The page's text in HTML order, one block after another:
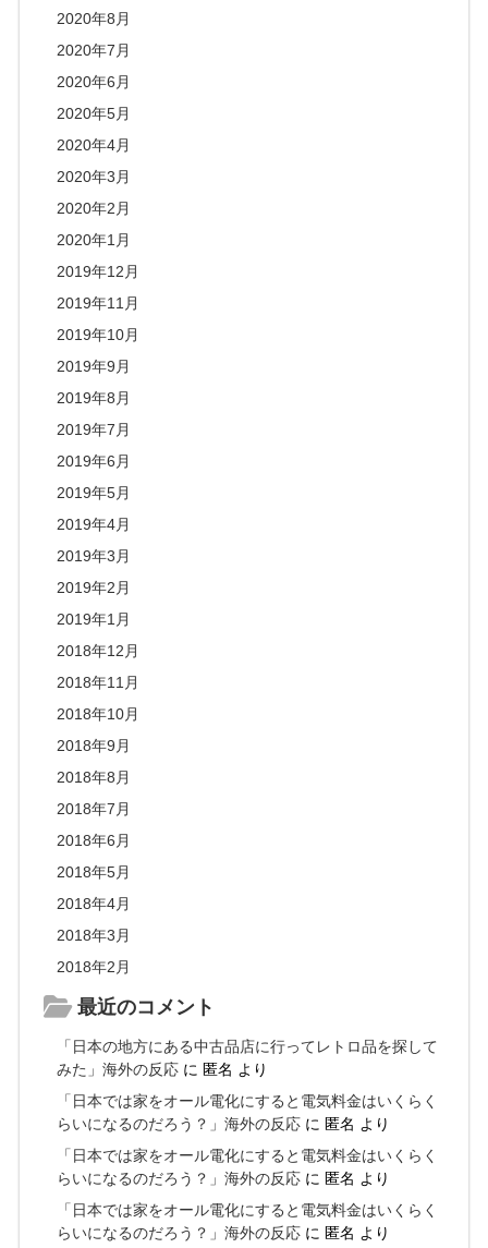
2020年8月
2020年7月
2020年6月
2020年5月
2020年4月
2020年3月
2020年2月
2020年1月
2019年12月
2019年11月
2019年10月
2019年9月
2019年8月
2019年7月
2019年6月
2019年5月
2019年4月
2019年3月
2019年2月
2019年1月
2018年12月
2018年11月
2018年10月
2018年9月
2018年8月
2018年7月
2018年6月
2018年5月
2018年4月
2018年3月
2018年2月
最近のコメント
「日本の地方にある中古品店に行ってレトロ品を探して
みた」海外の反応 に 匿名 より
「日本では家をオール電化にすると電気料金はいくらく
らいになるのだろう？」海外の反応 に 匿名 より
「日本では家をオール電化にすると電気料金はいくらく
らいになるのだろう？」海外の反応 に 匿名 より
「日本では家をオール電化にすると電気料金はいくらく
らいになるのだろう？」海外の反応 に 匿名 より